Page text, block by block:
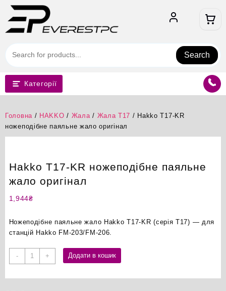
Перейти
вмісту
Search
Категорії
Головна / HAKKO / Жала / Жала T17 / Hakko T17-KR
ножеподібне паяльне жало оригінал
Hakko T17-KR ножеподібне паяльне
жало оригінал
1,944₴
Ножеподібне паяльне жало Hakko T17-KR (серія T17) — для
станцій Hakko FM-203/FM-206.
-
Hakko
T17-
+ Додати в кошик